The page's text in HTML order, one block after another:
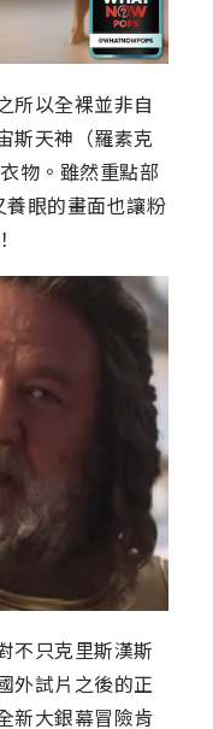
所以全裸並非自
斯天神（羅素克
物。雖然重點部
眼的畫面也讓粉
不只克里斯漢斯
外試片之後的正
新大銀幕冒險肯